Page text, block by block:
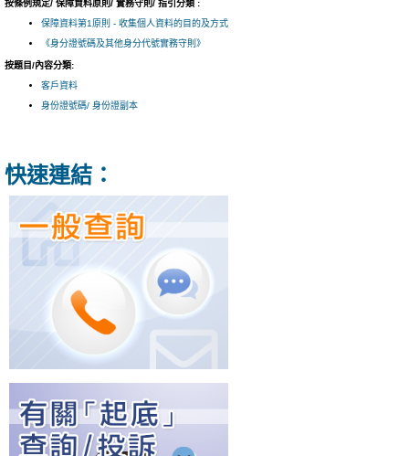
按條例規定/ 保障資料原則/ 實務守則/ 指引分類 :
保障資料第1原則 - 收集個人資料的目的及方式
《身分證號碼及其他身分代號實務守則》
按題目/內容分類:
客戶資料
身份證號碼/ 身份證副本
快速連結：